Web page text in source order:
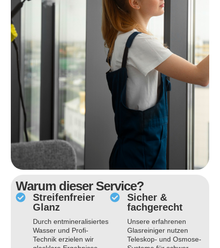
Warum dieser Service?
Streifenfreier
Glanz
Durch entmineralisiertes
Wasser und Profi-
Technik erzielen wir
Sicher &
fachgerecht
Unsere erfahrenen
Glasreiniger nutzen
Teleskop- und Osmose-